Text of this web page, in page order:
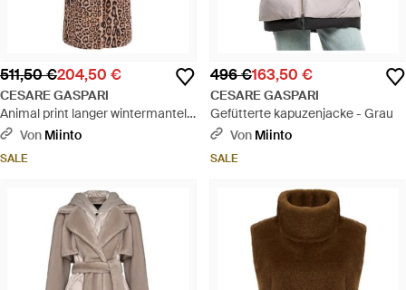
511,50 €204,50 €
CESARE GASPARI
Animal print langer wintermantel -
Braun
Von Miinto
SALE
496 €163,50 €
CESARE GASPARI
Gefütterte kapuzenjacke - Grau
Von Miinto
SALE